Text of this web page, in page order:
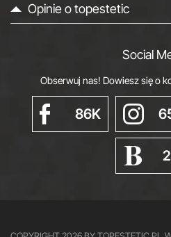
Opinie o topestetic
Social
Obserwuj nas! Dowiesz się o
86K